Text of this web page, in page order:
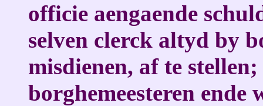
officie aengaende
selven clerck altyd by
misdienen, af te
borghemeesteren ende